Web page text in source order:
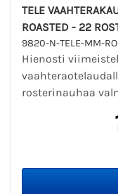
TELE
ROASTED - 22
9820-N-TELE-MM-
Hienosti
rosterinauhaa